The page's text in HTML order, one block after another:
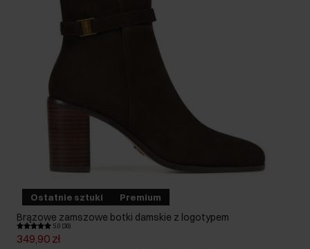
Ostatnie sztuki Premium
Brązowe zamszowe botki damskie z logotypem
5.0 (30)
349,90 zł